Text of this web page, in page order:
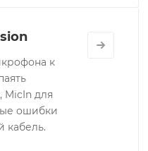
к
MicIn для
ошибки
кабель.